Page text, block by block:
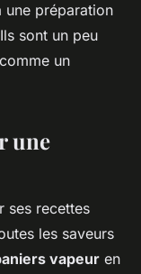
une préparation
sont un peu
un
une
ses recettes
les saveurs
vapeur en